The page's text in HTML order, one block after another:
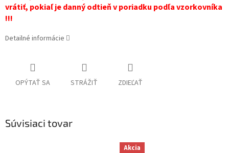
vrátiť, pokiaľ je danný odtieň v poriadku podľa vzorkovníka
!!!
Detailné informácie
OPÝTAŤ SA STRÁŽIŤ ZDIEĽAŤ
Súvisiaci tovar
Akcia